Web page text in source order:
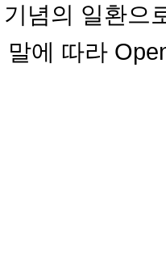
념의 일환으
에 따라